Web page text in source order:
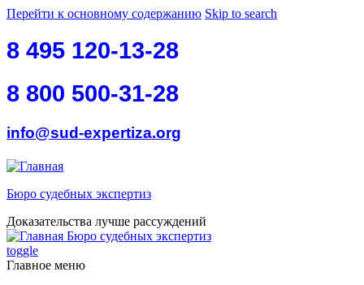
Перейти к основному содержанию Skip to search
8 495 120-13-28
8 800 500-31-28
info@sud-expertiza.org
Бюро судебных экспертиз
Доказательства лучше рассуждений
Бюро судебных экспертиз
toggle
Главное меню